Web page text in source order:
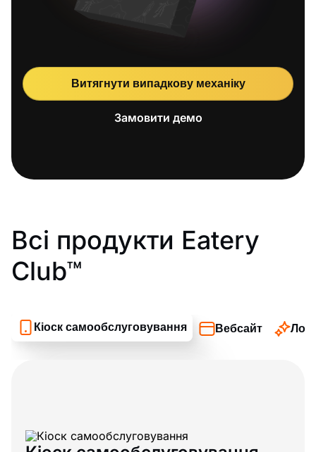
Витягнути випадкову механіку
Замовити демо
Всі продукти Eatery
Club™
Кіоск самообслуговування Вебсайт